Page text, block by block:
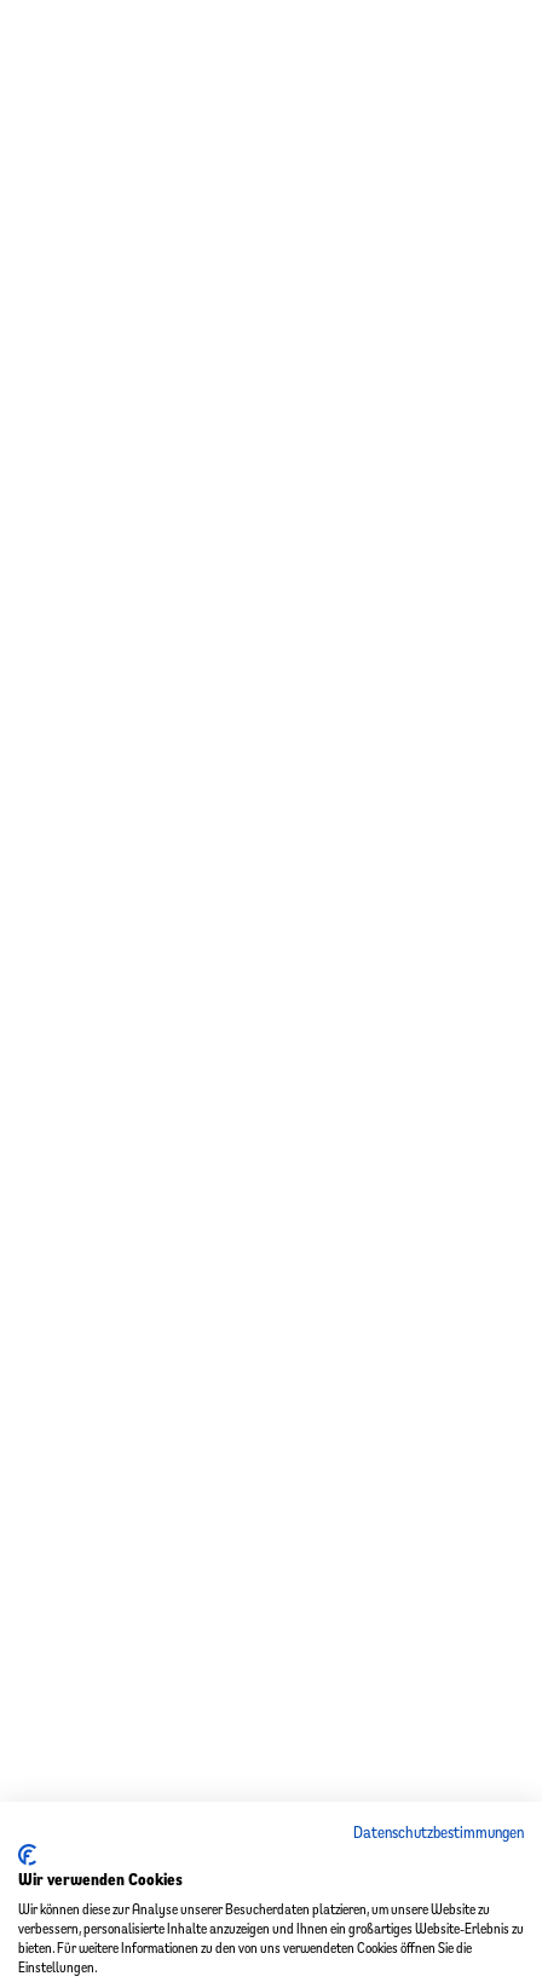
Datenschutzbestimmungen
Wir verwenden Cookies
Wir können diese zur Analyse unserer Besucherdaten platzieren, um unsere Website zu
verbessern, personalisierte Inhalte anzuzeigen und Ihnen ein großartiges Website-Erlebnis zu
bieten. Für weitere Informationen zu den von uns verwendeten Cookies öffnen Sie die
Einstellungen.